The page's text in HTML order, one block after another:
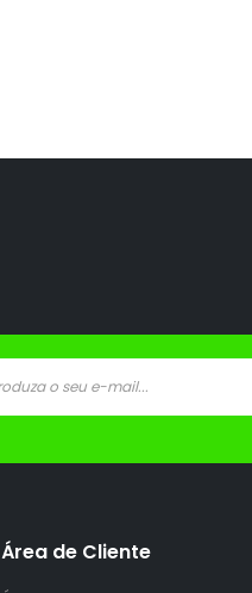
Área de Cliente